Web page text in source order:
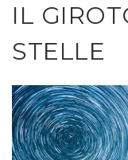
IL
STELLE